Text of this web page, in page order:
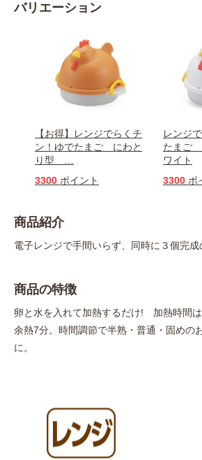
バリエーション
【お得】レンジでらくチ
ン！ゆでたまご にわと
り型
3300 ポイント
レンジ
たまご
ワイト
3300 ポ
商品紹介
電子レンジで手間いらず、同時に３個完成
商品の特徴
卵と水を入れて加熱するだけ! 加熱時間
余熱7分。時間調節で半熟・普通・固めの
に。